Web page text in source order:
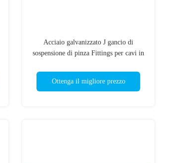
Acciaio galvanizzato J gancio di
sospensione di pinza Fittings per cavi in
Ottenga il migliore prezzo